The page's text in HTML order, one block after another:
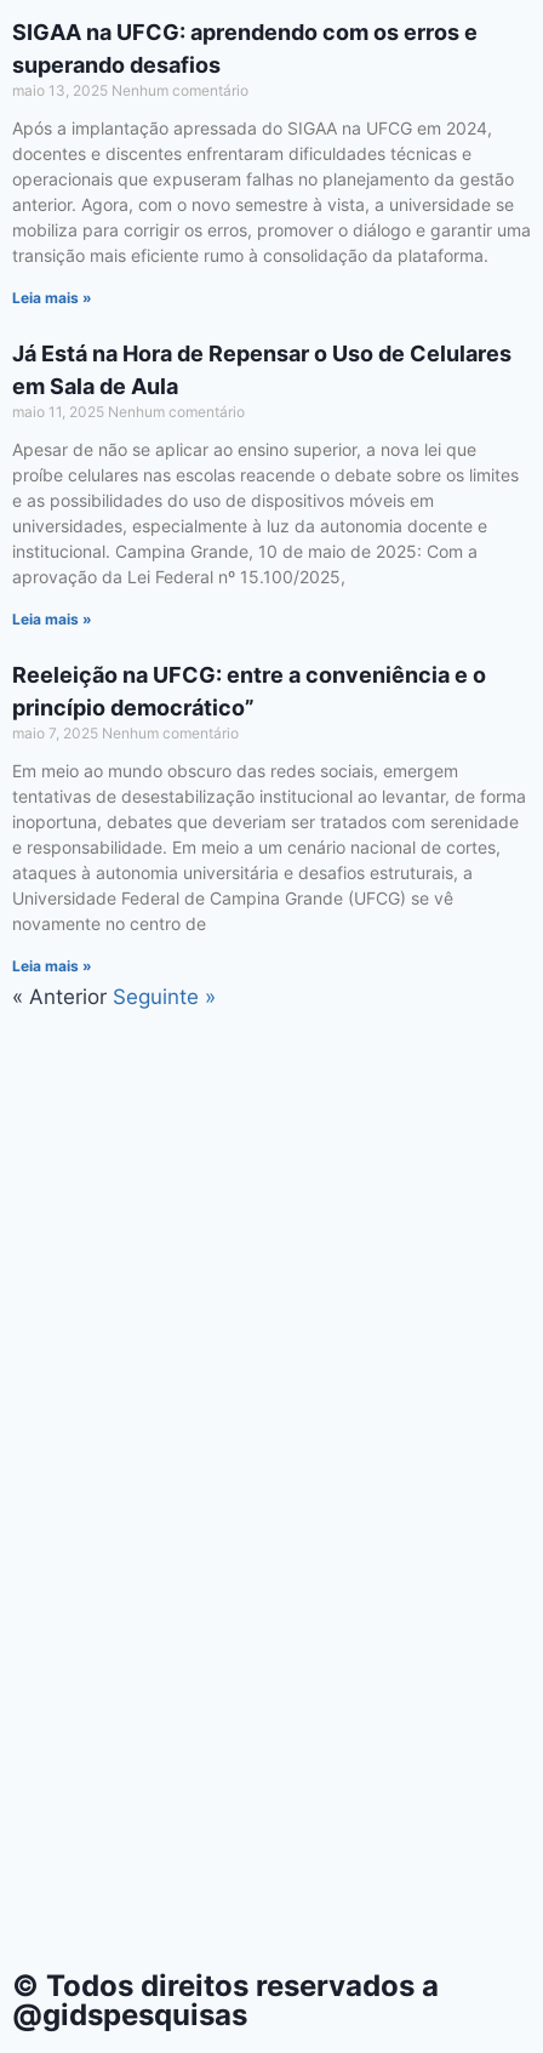
SIGAA na UFCG: aprendendo com os erros e
superando desafios
maio 13, 2025 Nenhum comentário
Após a implantação apressada do SIGAA na UFCG em 2024,
docentes e discentes enfrentaram dificuldades técnicas e
operacionais que expuseram falhas no planejamento da gestão
anterior. Agora, com o novo semestre à vista, a universidade se
mobiliza para corrigir os erros, promover o diálogo e garantir uma
transição mais eficiente rumo à consolidação da plataforma.
Leia mais »
Já Está na Hora de Repensar o Uso de Celulares
em Sala de Aula
maio 11, 2025 Nenhum comentário
Apesar de não se aplicar ao ensino superior, a nova lei que
proíbe celulares nas escolas reacende o debate sobre os limites
e as possibilidades do uso de dispositivos móveis em
universidades, especialmente à luz da autonomia docente e
institucional. Campina Grande, 10 de maio de 2025: Com a
aprovação da Lei Federal nº 15.100/2025,
Leia mais »
Reeleição na UFCG: entre a conveniência e o
princípio democrático”
maio 7, 2025 Nenhum comentário
Em meio ao mundo obscuro das redes sociais, emergem
tentativas de desestabilização institucional ao levantar, de forma
inoportuna, debates que deveriam ser tratados com serenidade
e responsabilidade. Em meio a um cenário nacional de cortes,
ataques à autonomia universitária e desafios estruturais, a
Universidade Federal de Campina Grande (UFCG) se vê
novamente no centro de
Leia mais »
« Anterior Seguinte »
© Todos direitos reservados a
@gidspesquisas